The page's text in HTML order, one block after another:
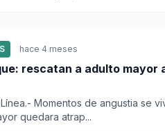
hace 4 meses
rescatan a adulto
Momentos de angustia se
quedara atrap...